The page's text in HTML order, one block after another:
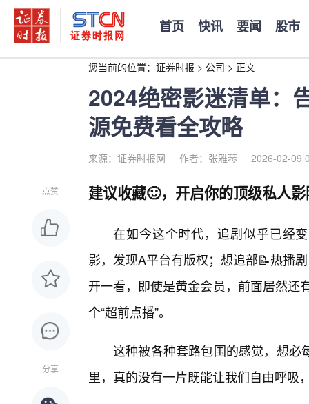
首页 快讯 要闻 股市
您当前的位置： 证券时报 > 公司 > 正文
2024绝密影迷清单：
源免费看全攻略
来源：证券时报网 作者：张雅琴 2026-02-09
点赞
分享
建议收藏🙂，开启你的顶级私人
在如今这个时代，追剧似乎已经
影，发现A平台有版权；想追部📝热播
开一看，即使是黄金会员，前面居然还
个“超前点播”。
这种被各种套路包围的感觉，想必
里，真的没有一片既能让我们自由呼吸